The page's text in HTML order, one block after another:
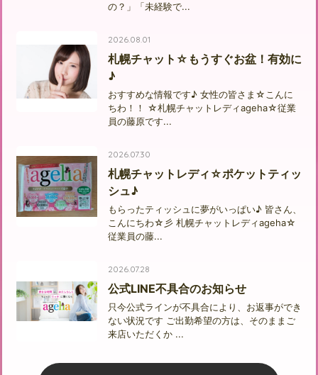
の？」「未経験で...
2026.08.01
札幌チャット☆もうすぐお盆！有効に
♪
おすすめな情報です♪ 女性の皆さま☆こんに
ちわ！！ ☆札幌チャットレディageha☆従業
員の藤原です...
2026.07.30
札幌チャットレディ☆ポケットティッ
シュ♪
もらったティッシュに夢がいっぱい♪ 皆さん、
こんにちわ☆彡 札幌チャットレディageha☆
従業員の藤...
2026.07.28
公式LINE不具合のお知らせ
只今公式ラインが不具合により、お返事ができ
ない状況です ご出勤希望の方は、そのままご
来店いただくか ...